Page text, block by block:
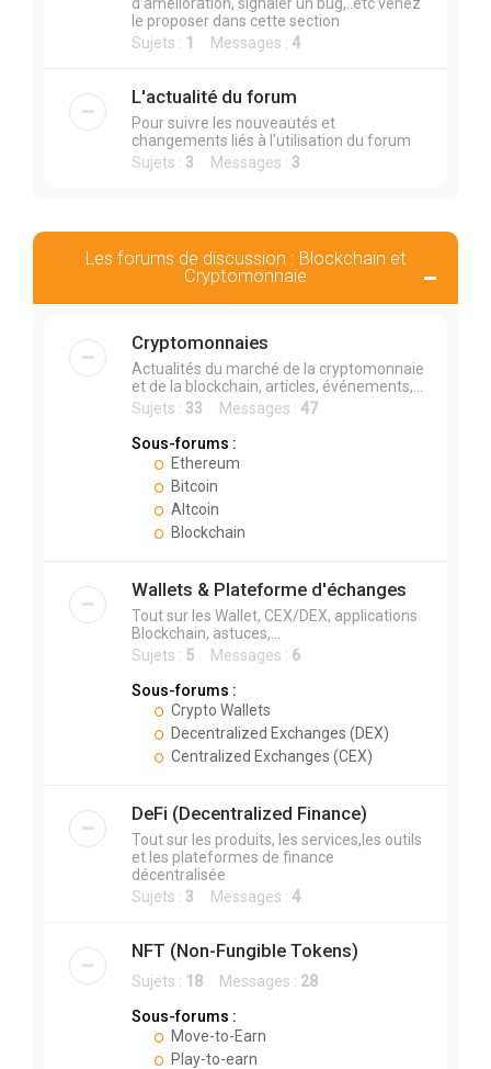
le proposer dans cette section
Sujets : 1 Messages : 4
L'actualité du forum
Pour suivre les nouveautés et
changements liés à l'utilisation du forum
Sujets : 3 Messages : 3
Les forums de discussion : Blockchain et
Cryptomonnaie
Cryptomonnaies
Actualités du marché de la cryptomonnaie
et de la blockchain, articles, événements,...
Sujets : 33 Messages : 47
Sous-forums :
Ethereum
Bitcoin
Altcoin
Blockchain
Wallets & Plateforme d'échanges
Tout sur les Wallet, CEX/DEX, applications
Blockchain, astuces,...
Sujets : 5 Messages : 6
Sous-forums :
Crypto Wallets
Decentralized Exchanges (DEX)
Centralized Exchanges (CEX)
DeFi (Decentralized Finance)
Tout sur les produits, les services,les outils
et les plateformes de finance
décentralisée
Sujets : 3 Messages : 4
NFT (Non-Fungible Tokens)
Sujets : 18 Messages : 28
Sous-forums :
Move-to-Earn
Play-to-earn